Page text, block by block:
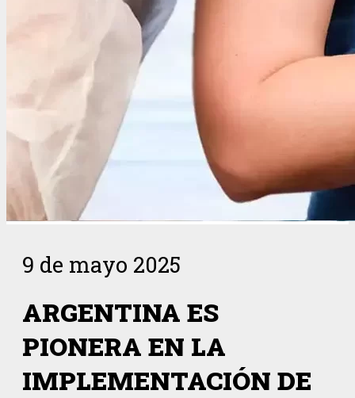
9 de mayo 2025
ARGENTINA ES
PIONERA EN LA
IMPLEMENTACIÓN DE